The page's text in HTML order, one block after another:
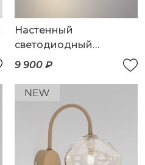
Настенный
светодиодный
светильник
9 900 ₽